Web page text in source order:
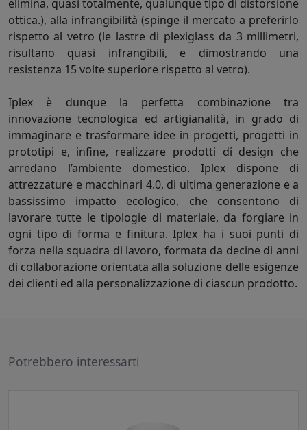
elimina, quasi totalmente, qualunque tipo di distorsione
ottica.), alla infrangibilità (spinge il mercato a preferirlo
rispetto al vetro (le lastre di plexiglass da 3 millimetri,
risultano quasi infrangibili, e dimostrando una
resistenza 15 volte superiore rispetto al vetro).
Iplex è dunque la perfetta combinazione tra
innovazione tecnologica ed artigianalità, in grado di
immaginare e trasformare idee in progetti, progetti in
prototipi e, infine, realizzare prodotti di design che
arredano l’ambiente domestico. Iplex dispone di
attrezzature e macchinari 4.0, di ultima generazione e a
bassissimo impatto ecologico, che consentono di
lavorare tutte le tipologie di materiale, da forgiare in
ogni tipo di forma e finitura. Iplex ha i suoi punti di
forza nella squadra di lavoro, formata da decine di anni
di collaborazione orientata alla soluzione delle esigenze
dei clienti ed alla personalizzazione di ciascun prodotto.
Potrebbero interessarti